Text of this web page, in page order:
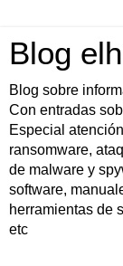
Blog
Blog sobre
Con entradas
Especial
ransomware,
de malware y
software,
herramientas de
etc